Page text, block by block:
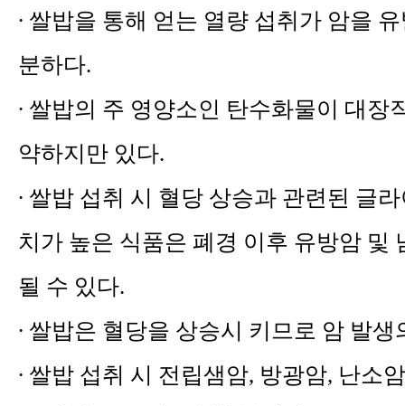
∙ 쌀밥을 통해 얻는 열량 섭취가 암을
분하다.
∙ 쌀밥의 주 영양소인 탄수화물이 대
약하지만 있다.
∙ 쌀밥 섭취 시 혈당 상승과 관련된 글
치가 높은 식품은 폐경 이후 유방암
될 수 있다.
∙ 쌀밥은 혈당을 상승시 키므로 암 발
∙ 쌀밥 섭취 시 전립샘암, 방광암, 난소